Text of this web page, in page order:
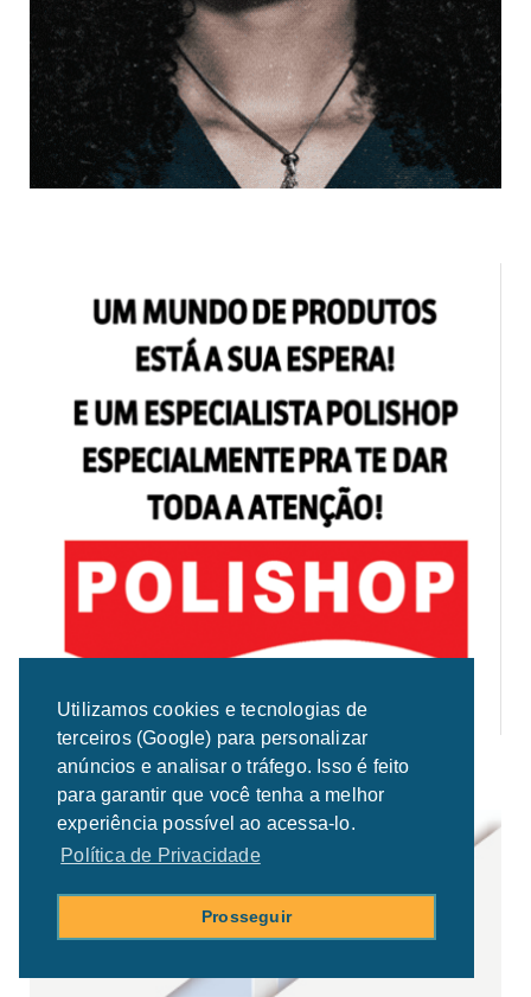
Utilizamos cookies e tecnologias de
terceiros (Google) para personalizar
anúncios e analisar o tráfego. Isso é feito
para garantir que você tenha a melhor
experiência possível ao acessa-lo.
Política de Privacidade
Prosseguir